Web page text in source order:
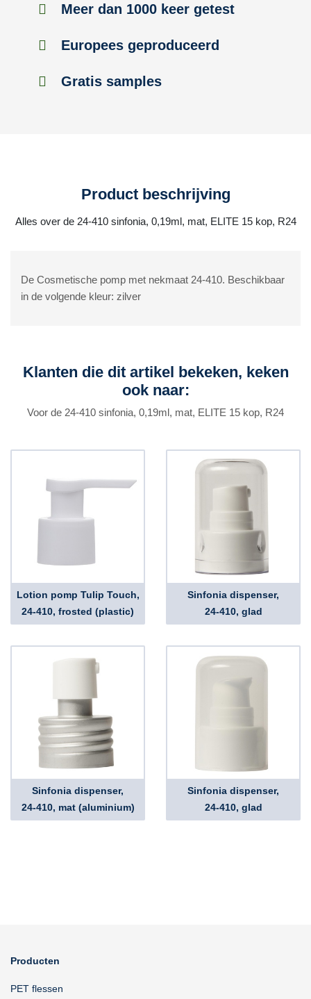
Meer dan 1000 keer getest
Europees geproduceerd
Gratis samples
Product beschrijving
Alles over de 24-410 sinfonia, 0,19ml, mat, ELITE 15 kop, R24
De Cosmetische pomp met nekmaat 24-410. Beschikbaar
in de volgende kleur: zilver
Klanten die dit artikel bekeken, keken
ook naar:
Voor de 24-410 sinfonia, 0,19ml, mat, ELITE 15 kop, R24
Lotion pomp Tulip Touch,
24-410, frosted (plastic)
Sinfonia dispenser,
24-410, glad
Sinfonia dispenser,
24-410, mat (aluminium)
Sinfonia dispenser,
24-410, glad
Producten
PET flessen